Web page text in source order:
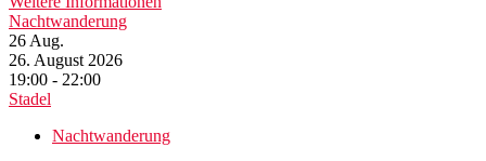
Nachtwanderung
26 Aug.
26. August 2026
19:00 - 22:00
Stadel
Nachtwanderung